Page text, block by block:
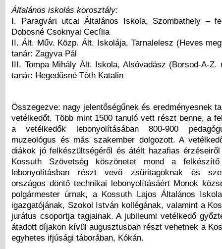
Általános iskolás korosztály:
I. Paragvári utcai Általános Iskola, Szombathely –
Dobosné Csoknyai Cecília
II. Ált. Műv. Közp. Ált. Iskolája, Tarnalelesz (Heves
tanár: Zagyva Pál
III. Tompa Mihály Ált. Iskola, Alsóvadász (Borsod-A-
tanár: Hegedűsné Tóth Katalin
Összegezve: nagy jelentőségűnek és eredményesnek
vetélkedőt. Több mint 1500 tanuló vett részt benne, a
a vetélkedők lebonyolításában 800-900
muzeológus és más szakember dolgozott. A
diákok jó felkészültségéről és átélt hazafias
Kossuth Szövetség köszönetet mond a
lebonyolításban részt vevő zsűritagoknak és
országos döntő technikai lebonyolításáért Monok
polgármester úrnak, a Kossuth Lajos Általános
igazgatójának, Szokol István kollégának, valamint a
jurátus csoportja tagjainak. A jubileumi vetélkedő
átadott díjakon kívül augusztusban részt vehetnek a
egyhetes ifjúsági táborában, Kókán.